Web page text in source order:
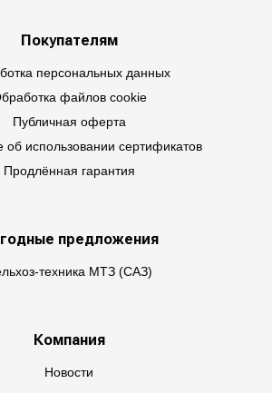
Покупателям
персональных данных
файлов cookie
Публичная оферта
об использовании сертификатов
Продлённая гарантия
предложения
техника МТЗ (САЗ)
Компания
Новости